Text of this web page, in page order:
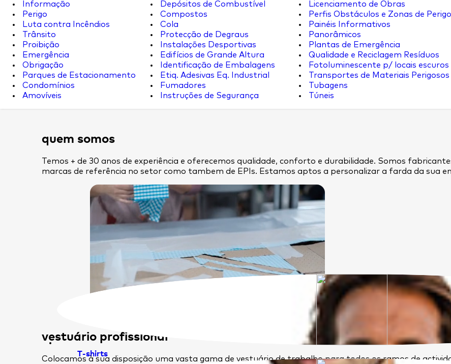
Informação
Perigo
Luta contra Incêndios
Trânsito
Proibição
Emergência
Obrigação
Parques de Estacionamento
Condomínios
Amovíveis
Depósitos de Combustível
Compostos
Cola
Protecção de Degraus
Instalações Desportivas
Edifícios de Grande Altura
Identificação de Embalagens
Etiq. Adesivas Eq. Industrial
Fumadores
Instruções de Segurança
Licenciamento de Obras
Perfis Obstáculos e Zonas de Perigo
Painéis Informativos
Panorâmicos
Plantas de Emergência
Qualidade e Reciclagem Resíduos
Fotoluminescente p/ locais escuros
Transportes de Materiais Perigosos
Tubagens
Túneis
quem somos
Temos + de 30 anos de experiência e oferecemos qualidade, conforto e durabilidade. Somos
marcas de referência no setor como tambem de EPIs. Estamos aptos a personalizar a farda da sua
vestuário profissional
Colocamos à sua disposição uma vasta gama de vestuário de trabalho para todos os ramos de
T-shirts